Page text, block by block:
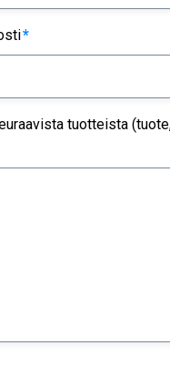
*
tuotteista